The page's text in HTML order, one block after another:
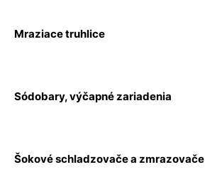
Mraziace truhlice
Sódobary, výčapné zariadenia
Šokové schladzovače a zmrazovače